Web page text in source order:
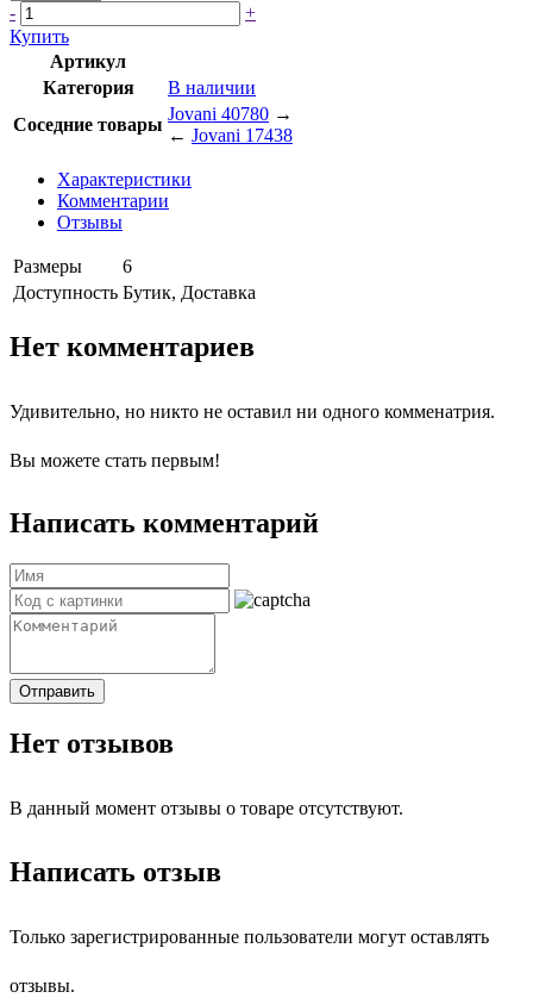
-
+
Купить
Артикул
Категория
В наличии
Соседние товары
Jovani 40780 →
← Jovani 17438
Характеристики
Комментарии
Отзывы
Размеры
6
Доступность Бутик, Доставка
Нет комментариев
Удивительно, но никто не оставил ни одного комменатрия.
Вы можете стать первым!
Написать комментарий
Отправить
Нет отзывов
В данный момент отзывы о товаре отсутствуют.
Написать отзыв
Только зарегистрированные пользователи могут оставлять
отзывы.